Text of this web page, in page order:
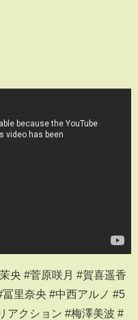
央 #菅原咲月 #賀喜遥香
里奈央 #中西アルノ #5
アクション #梅澤美波 #